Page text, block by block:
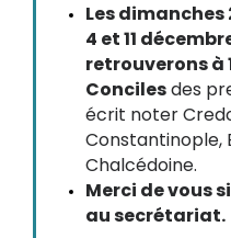
Les dimanches
4 et 11
retrouverons à
Concilesdes
écrit noter
Constantinople,
Chalcédoine.
Merci de vous
au secrétariat.